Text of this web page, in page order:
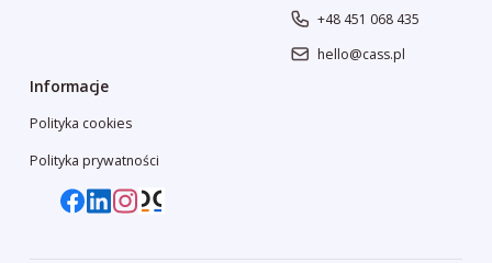
+48 451 068 435
hello@cass.pl
Informacje
Polityka cookies
Polityka prywatności